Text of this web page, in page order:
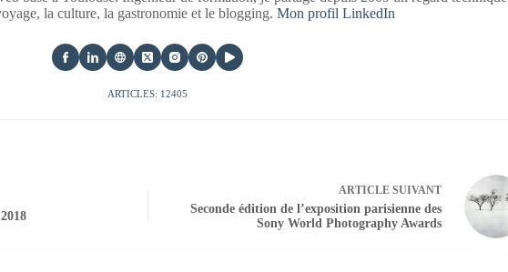
la culture, la gastronomie et le blogging.Mon profil LinkedIn
ARTICLES: 12405
ARTICLESUIVANT
Seconde édition de l’exposition parisienne des
Sony World Photography Awards